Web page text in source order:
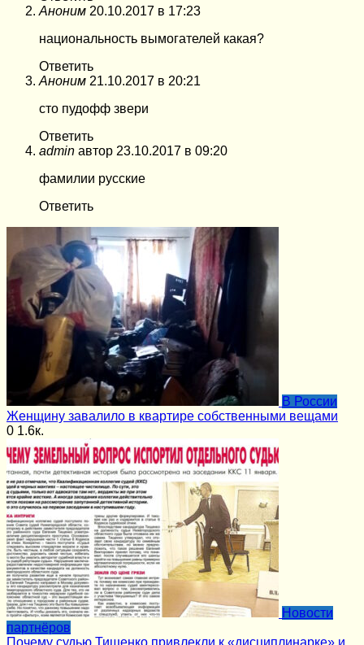
Аноним 20.10.2017 в 17:23
национальность вымогателей какая?
Ответить
Аноним 21.10.2017 в 20:21
сто пудофф звери
Ответить
admin автор 23.10.2017 в 09:20
фамилии русские
Ответить
В России
Женщину завалило в квартире собственными вещами
0 1.6к.
Новости
партнёров
Почему судью Тищенко привлекли к «дисциплинарке» и